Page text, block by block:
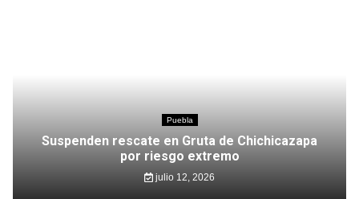
Puebla
Suspenden rescate en Gruta de Chichicazapa
por riesgo extremo
julio 12, 2026